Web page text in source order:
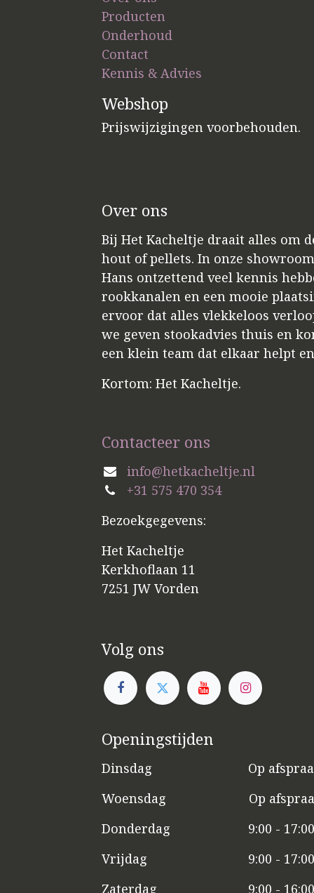
Producten
Onderhoud
Contact
Kennis & Advies
Webshop
Prijswijzigingen voorbehouden.
Over ons
Bij Het Kacheltje draait alles om
hout of pellets. In onze
Hans ontzettend veel kennis
rookkanalen en een mooie
ervoor dat alles vlekkeloos
we geven stookadvies thuis en
een klein team dat elkaar helpt
Kortom: Het Kacheltje.
Contacteer ons
info@hetkacheltje.nl
+31 575 470 354
Bezoekgegevens:
Het Kacheltje
Kerkhoflaan 11
7251 JW Vorden
Volg ons
Openingstijden
Dinsdag
​​Op
Woensdag
​Op
Donderdag
9:00 -
Vrijdag
​9:00 - 17:00
Zaterdag
​9:00 -